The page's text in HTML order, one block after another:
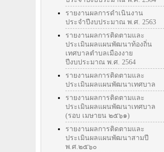
รายงานผลการดำเนินงาน
ประจำปีงบประมาณ พ.ศ. 2563
รายงานผลการติดตามและ
ประเมินผลแผนพัฒนาท้องถิ่น
เทศบาลตำบลเมืองงาย
ปีงบประมาณ พ.ศ. 2564
รายงานผลการติดตามและ
ประเมินผลแผนพัฒนาเทศบาล
รายงานผลการติดตามและ
ประเมินผลแผนพัฒนาเทศบาล
(รอบ เมษายน ๒๕๖๑)
รายงานผลการติดตามและ
ประเมินผลแผนพัฒนาสามปี
พ.ศ.๒๕๖๐